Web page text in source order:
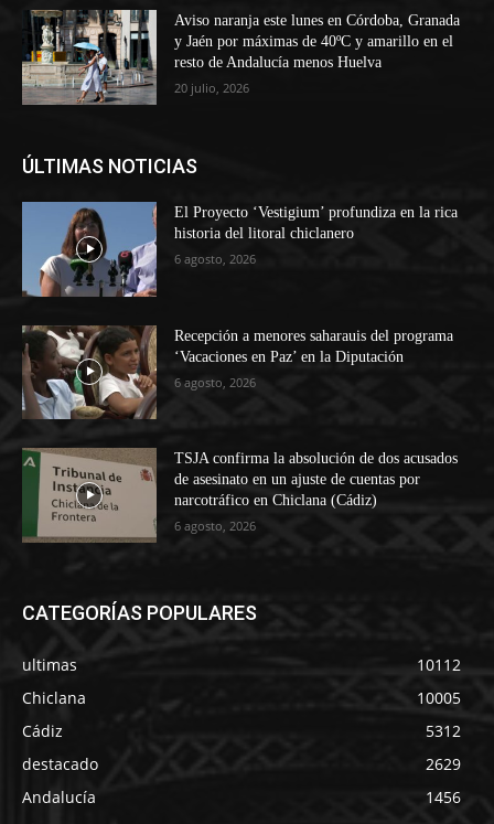
Aviso naranja este lunes en Córdoba, Granada
y Jaén por máximas de 40ºC y amarillo en el
resto de Andalucía menos Huelva
20 julio, 2026
ÚLTIMAS NOTICIAS
El Proyecto ‘Vestigium’ profundiza en la rica
historia del litoral chiclanero
6 agosto, 2026
Recepción a menores saharauis del programa
‘Vacaciones en Paz’ en la Diputación
6 agosto, 2026
TSJA confirma la absolución de dos acusados
de asesinato en un ajuste de cuentas por
narcotráfico en Chiclana (Cádiz)
6 agosto, 2026
CATEGORÍAS POPULARES
ultimas
10112
Chiclana
10005
Cádiz
5312
destacado
2629
Andalucía
1456